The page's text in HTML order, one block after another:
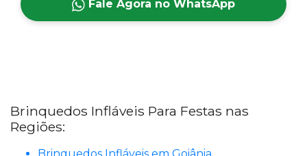
Fale Agora no WhatsApp
Brinquedos Infláveis Para Festas nas
Regiões: